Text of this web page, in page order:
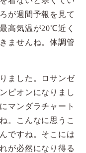
が週間予報を見て
高気温が20℃近く
ませんね。体調管
ました。ロサンゼ
ピオンになりまし
マンダラチャート
。こんなに思うこ
ですね。そこには
が必然になり得る